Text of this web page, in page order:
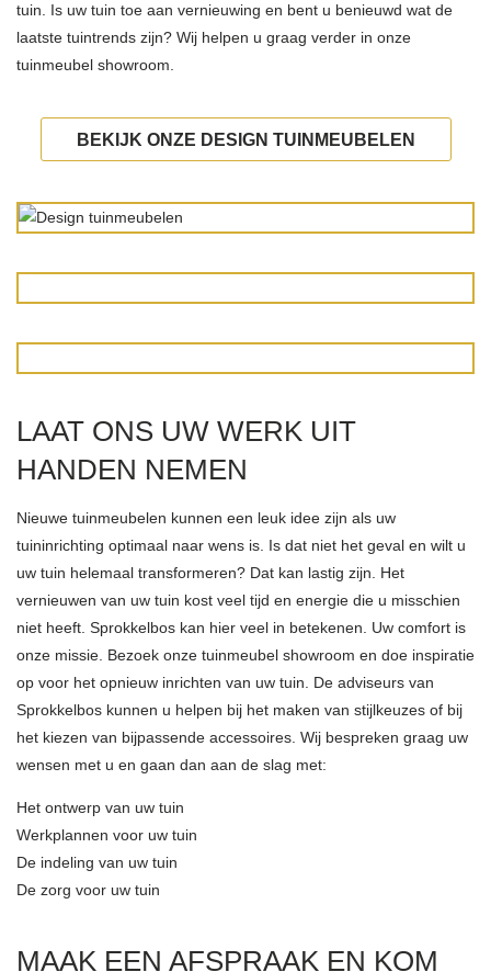
tuin. Is uw tuin toe aan vernieuwing en bent u benieuwd wat de
laatste tuintrends zijn? Wij helpen u graag verder in onze
tuinmeubel showroom.
BEKIJK ONZE DESIGN TUINMEUBELEN
LAAT ONS UW WERK UIT
HANDEN NEMEN
Nieuwe tuinmeubelen kunnen een leuk idee zijn als uw
tuininrichting optimaal naar wens is. Is dat niet het geval en wilt u
uw tuin helemaal transformeren? Dat kan lastig zijn. Het
vernieuwen van uw tuin kost veel tijd en energie die u misschien
niet heeft. Sprokkelbos kan hier veel in betekenen. Uw comfort is
onze missie. Bezoek onze tuinmeubel showroom en doe inspiratie
op voor het opnieuw inrichten van uw tuin. De adviseurs van
Sprokkelbos kunnen u helpen bij het maken van stijlkeuzes of bij
het kiezen van bijpassende accessoires. Wij bespreken graag uw
wensen met u en gaan dan aan de slag met:
Het ontwerp van uw tuin
Werkplannen voor uw tuin
De indeling van uw tuin
De zorg voor uw tuin
MAAK EEN AFSPRAAK EN KOM